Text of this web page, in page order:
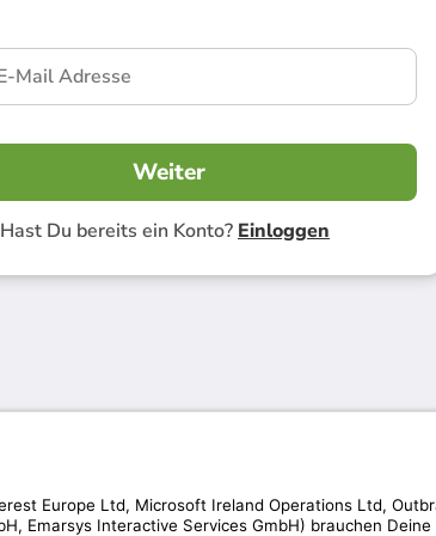
Weiter
Hast Du bereits ein Konto? Einloggen